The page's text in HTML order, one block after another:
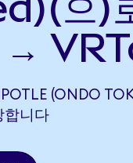
(ONDO
합니다